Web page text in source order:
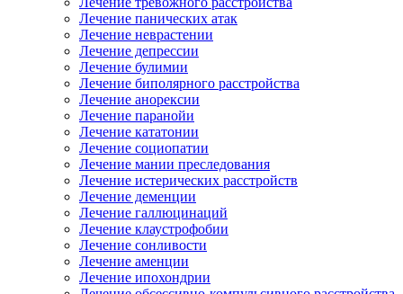
Лечение панических атак
Лечение неврастении
Лечение депрессии
Лечение булимии
Лечение биполярного расстройства
Лечение анорексии
Лечение паранойи
Лечение кататонии
Лечение социопатии
Лечение мании преследования
Лечение истерических расстройств
Лечение деменции
Лечение галлюцинаций
Лечение клаустрофобии
Лечение сонливости
Лечение аменции
Лечение ипохондрии